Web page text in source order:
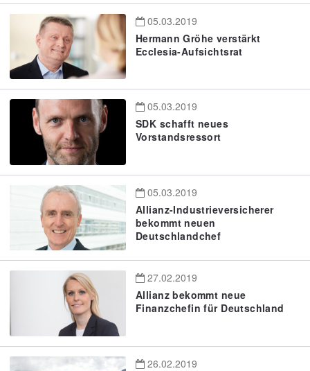
05.03.2019
Hermann Gröhe verstärkt
Ecclesia-Aufsichtsrat
05.03.2019
SDK schafft neues
Vorstandsressort
05.03.2019
Allianz-Industrieversicherer
bekommt neuen
Deutschlandchef
27.02.2019
Allianz bekommt neue
Finanzchefin für Deutschland
26.02.2019